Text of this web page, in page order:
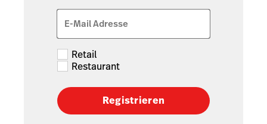
E-Mail Adresse
Retail
Restaurant
Registrieren